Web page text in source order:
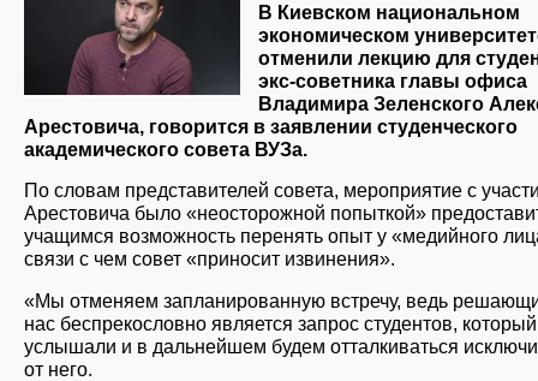
В Киевском национальном
экономическом
отменили лекцию для
экс-советника главы офиса
Владимира Зеленского
Арестовича, говорится в заявлении студенческого
академического совета ВУЗа.
По словам представителей совета, мероприятие с
Арестовича было «неосторожной попыткой»
учащимся возможность перенять опыт у «медийного
связи с чем совет «приносит извинения».
«Мы отменяем запланированную встречу, ведь
нас беспрекословно является запрос студентов,
услышали и в дальнейшем будем отталкиваться
от него.